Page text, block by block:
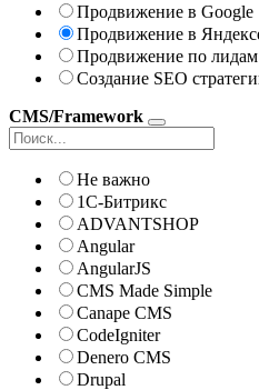
Продвижение в Google
Продвижение в
Продвижение по лидам
Создание SEO
CMS/Framework
Не важно
1С-Битрикс
ADVANTSHOP
Angular
AngularJS
CMS Made Simple
Canape CMS
CodeIgniter
Denero CMS
Drupal